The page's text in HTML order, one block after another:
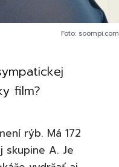
Foto: soompi.com
film?
rýb. Má 172
A. Je